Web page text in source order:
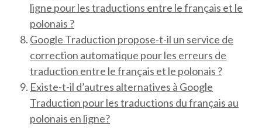
ligne pour les traductions entre le français et le
polonais ?
Google Traduction propose-t-il un service de
correction automatique pour les erreurs de
traduction entre le français et le polonais ?
Existe-t-il d’autres alternatives à Google
Traduction pour les traductions du français au
polonais en ligne?